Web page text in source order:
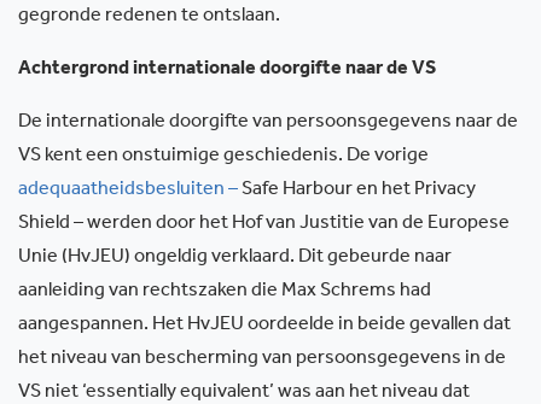
gegronde redenen te ontslaan.
Achtergrond internationale doorgifte naar de VS
De internationale doorgifte van persoonsgegevens naar de
VS kent een onstuimige geschiedenis. De vorige
adequaatheidsbesluiten –Safe Harbour en het Privacy
Shield – werden door het Hof van Justitie van de Europese
Unie (HvJEU) ongeldig verklaard. Dit gebeurde naar
aanleiding van rechtszaken die Max Schrems had
aangespannen. Het HvJEU oordeelde in beide gevallen dat
het niveau van bescherming van persoonsgegevens in de
VS niet ‘essentially equivalent’ was aan het niveau dat